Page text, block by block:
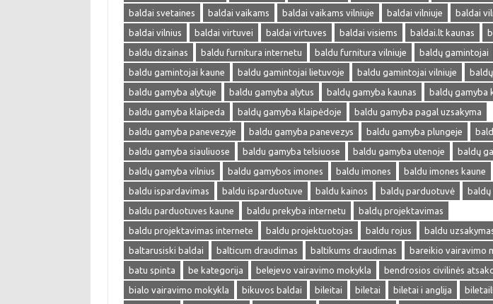
baldai svetaines
baldai vaikams baldai vaikams vilniuje baldai vilniuje
baldai
baldai vilnius
baldai virtuvei baldai virtuves baldai visiems baldai.lt kaunas
baldu dizainas
baldu furnitura internetu baldu furnitura vilniuje
baldų gamintojai
baldu gamintojai kaune
baldu gamintojai lietuvoje baldu gamintojai vilniuje
baldu gamyba alytuje
baldu gamyba alytus baldų gamyba kaunas
baldų gamyba
baldu gamyba klaipeda
baldų gamyba klaipėdoje
baldu gamyba pagal uzsakyma
baldu gamyba panevezyje
baldu gamyba panevezys baldu gamyba plungeje
baldu gamyba siauliuose
baldu gamyba telsiuose baldu gamyba utenoje
baldų
baldų gamyba vilnius
baldu gamybos imones baldu imones
baldu imones kaune
baldu ispardavimas
baldu isparduotuve baldu kainos baldų parduotuvė
baldu parduotuves kaune
baldu prekyba internetu
baldų projektavimas
baldu projektavimas internete
baldu projektuotojas baldu rojus
baldu
baltarusiski baldai
balticum draudimas baltikums draudimas
bareikio vairavimo
batu spinta
be kategorija belejevo vairavimo mokykla
bendrosios civilinės
bialo vairavimo mokykla
bikuvos baldai bileitai biletai biletai i anglija